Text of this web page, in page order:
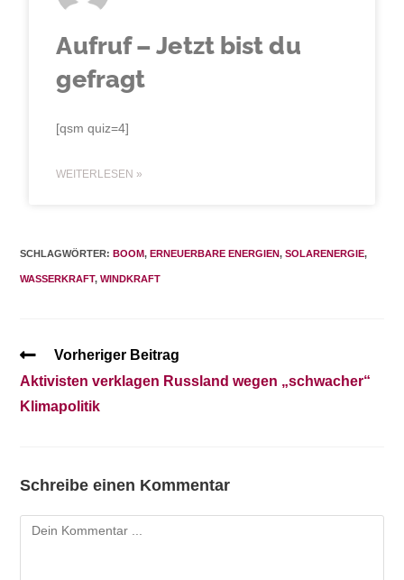
Aufruf – Jetzt bist du
gefragt
[qsm quiz=4]
WEITERLESEN »
SCHLAGWÖRTER:BOOM, ERNEUERBARE ENERGIEN, SOLARENERGIE,
WASSERKRAFT, WINDKRAFT
Vorheriger Beitrag
Aktivisten verklagen Russland wegen „schwacher“
Klimapolitik
Schreibe einen Kommentar